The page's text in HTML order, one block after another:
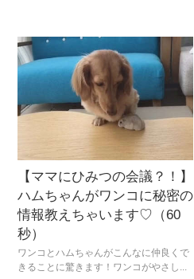
【ママにひみつの会議？！】
ハムちゃんがワンコに秘密の
情報教えちゃいます♡（60
秒）
ワンコとハムちゃんがこんなに仲良くで
きることに驚きます！ワンコがやさし...